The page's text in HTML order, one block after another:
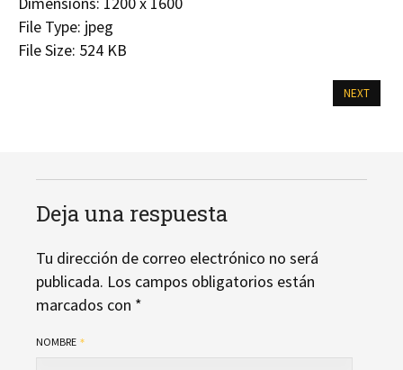
File Type: jpeg
File Size: 524 KB
NEXT
Deja una respuesta
Tu dirección de correo electrónico no será
publicada. Los campos obligatorios están
marcados con *
NOMBRE